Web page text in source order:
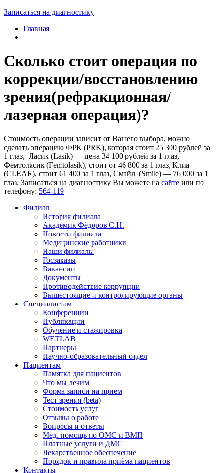
Записаться на диагностику
Главная
—
Сколько стоит операция по
коррекции/восстановлению
зрения(рефракционная/
лазерная операция)?
Стоимость операции зависит от Вашего выбора, можно
сделать операцию ФРК (PRK), которая стоит 25 300 рублей за
1 глаз, Ласик (Lasik) — цена 34 100 рублей за 1 глаз,
Фемтоласик (Femtolasik), стоит от 46 800 за 1 глаз, Клиа
(CLEAR), стоит 61 400 за 1 глаз, Смайл (Smile) — 76 000 за 1
глаз. Записаться на диагностику Вы можете на сайте или по
телефону: 564-119
Филиал
История филиала
Академик Фёдоров С.Н.
Новости филиала
Медицинские работники
Наши филиалы
Госзаказы
Вакансии
Документы
Противодействие коррупции
Вышестоящие и контролирующие органы
Специалистам
Конференции
Публикации
Обучение и стажировка
WETLAB
Партнеры
Научно-образовательный отдел
Пациентам
Памятка для пациентов
Что мы лечим
Форма записи на прием
Тест зрения (beta)
Стоимость услуг
Отзывы о работе
Вопросы и ответы
Мед. помощь по ОМС и ВМП
Платные услуги и ДМС
Лекарственное обеспечение
Порядок и правила приёма пациентов
Контакты